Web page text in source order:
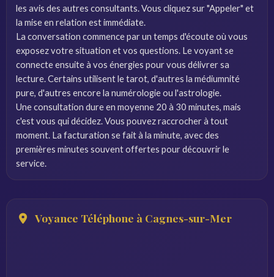
les avis des autres consultants. Vous cliquez sur "Appeler" et
la mise en relation est immédiate.
La conversation commence par un temps d'écoute où vous
exposez votre situation et vos questions. Le voyant se
connecte ensuite à vos énergies pour vous délivrer sa
lecture. Certains utilisent le tarot, d'autres la médiumnité
pure, d'autres encore la numérologie ou l'astrologie.
Une consultation dure en moyenne 20 à 30 minutes, mais
c'est vous qui décidez. Vous pouvez raccrocher à tout
moment. La facturation se fait à la minute, avec des
premières minutes souvent offertes pour découvrir le
service.
Voyance Téléphone à Cagnes-sur-Mer